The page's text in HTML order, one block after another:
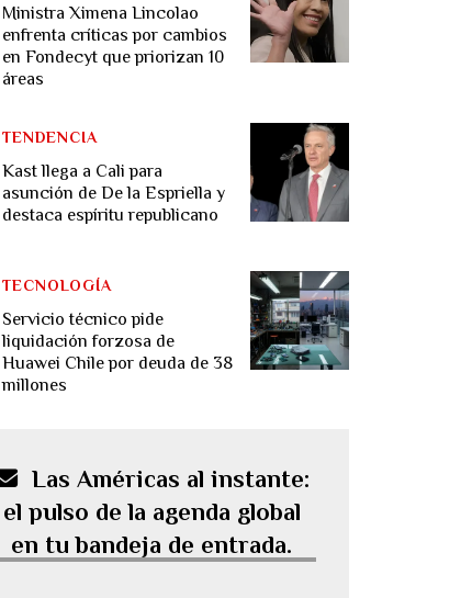
Ministra Ximena Lincolao
enfrenta críticas por cambios
en Fondecyt que priorizan 10
áreas
Kast llega a Cali para
asunción de De la Espriella y
destaca espíritu republicano
TENDENCIA
Servicio técnico pide
liquidación forzosa de
Huawei Chile por deuda de 38
millones
TECNOLOGÍA
Las Américas al instante:
el pulso de la agenda global
en tu bandeja de entrada.